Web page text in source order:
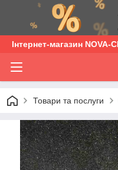
Інтернет-магазин
Товари та послуги